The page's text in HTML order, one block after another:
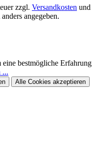
zzgl. Versandkosten und
angegeben.
bestmögliche Erfahrung
...
Alle Cookies akzeptieren